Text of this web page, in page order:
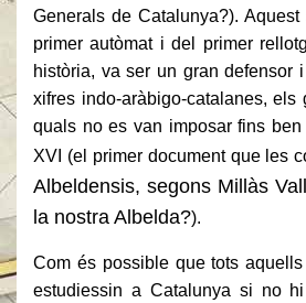
Generals de Catalunya?). Aquest
primer autòmat i del primer
història, va ser un gran defensor
xifres indo-aràbigo-catalanes, els
quals no es van imposar fins
XVI (el primer document que les
Albeldensis, segons Millàs
la nostra Albelda?).
Com és possible que tots
estudiessin a Catalunya si no